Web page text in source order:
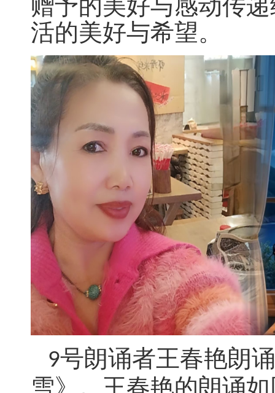
赠予的美好与感动传
活的美好与希望。
9号朗诵者王春艳朗
雪》。王春艳的朗诵